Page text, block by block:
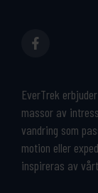
EverTrek
massor av
vandring som
motion eller
inspireras av